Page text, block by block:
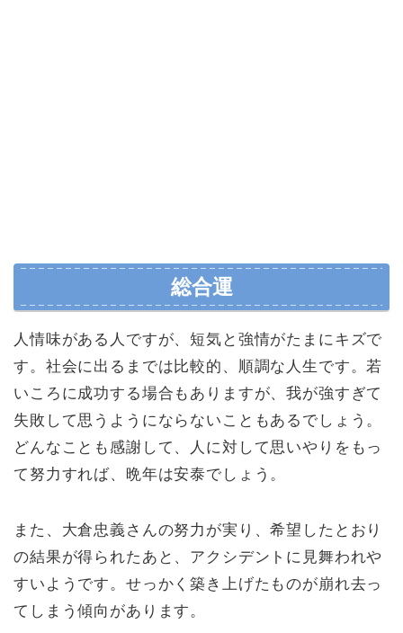
総合運
人情味がある人ですが、短気と強情がたまにキズで
す。社会に出るまでは比較的、順調な人生です。若
いころに成功する場合もありますが、我が強すぎて
失敗して思うようにならないこともあるでしょう。
どんなことも感謝して、人に対して思いやりをもっ
て努力すれば、晩年は安泰でしょう。
また、大倉忠義さんの努力が実り、希望したとおり
の結果が得られたあと、アクシデントに見舞われや
すいようです。せっかく築き上げたものが崩れ去っ
てしまう傾向があります。